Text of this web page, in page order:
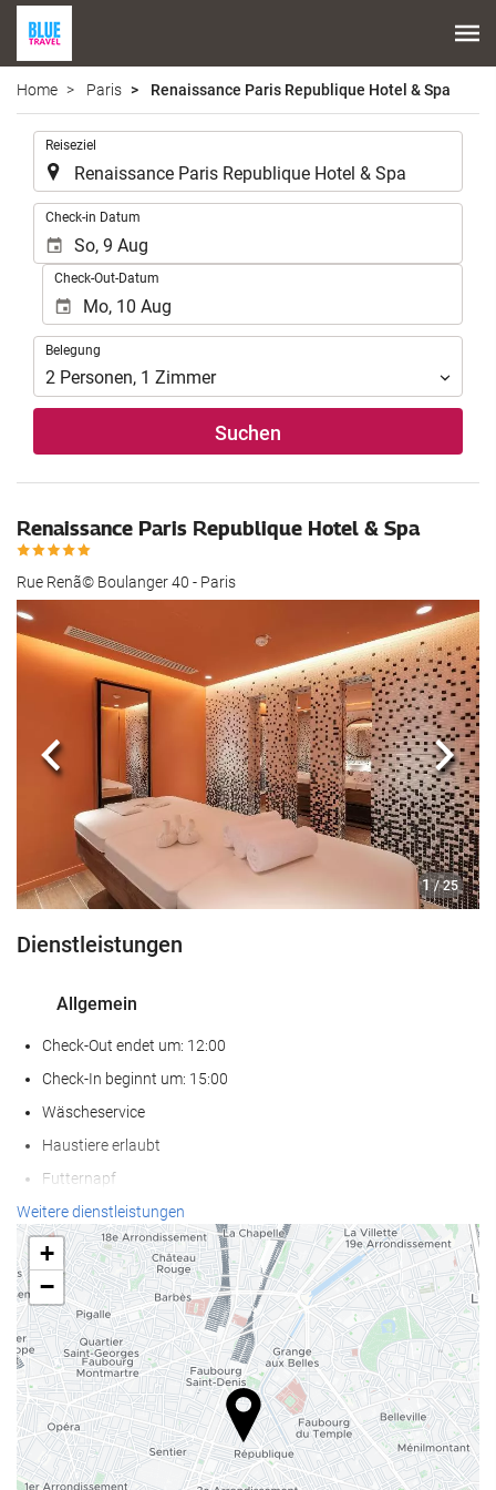
Home Paris Renaissance Paris Republique Hotel & Spa
Reiseziel
Check-in Datum
Check-Out-Datum
Belegung
Belegung
2 Personen, 1 Zimmer
Suchen
Renaissance Paris Republique Hotel & Spa
Rue Renã© Boulanger 40 - Paris
1 / 25
Zurück
Dienstleistungen
Allgemein
Check-Out endet um: 12:00
Check-In beginnt um: 15:00
Wäscheservice
Haustiere erlaubt
Futternapf
Klimaanlage
Heizung
Fahrstuhl
Zugang für Personen mit eingeschränkter Mobilität
Angepasst für Menschen mit Sehbehinderungen
Nichtraucher-Räume
Nichtraucherunterkunft (Alle öffentlichen und privaten Bereiche
sind Nichtraucherzonen)
Raucherbereich
Weitere dienstleistungen
+
−